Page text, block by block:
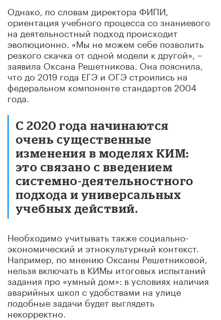
Однако, по словам директора ФИПИ,
ориентация учебного процесса со знаниевого
на деятельностный подход происходит
эволюционно. «Мы не можем себе позволить
резкого скачка от одной модели к другой», –
заявила Оксана Решетникова. Она пояснила,
что до 2019 года ЕГЭ и ОГЭ строились на
федеральном компоненте стандартов 2004
года.
С 2020 года начинаются
очень существенные
изменения в моделях КИМ:
это связано с введением
системно-деятельностного
подхода и универсальных
учебных действий.
Необходимо учитывать также социально-
экономический и этнокультурный контекст.
Например, по мнению Оксаны Решетниковой,
нельзя включать в КИМы итоговых испытаний
задания про «умный дом»: в условиях наличия
аварийных школ с удобствами на улице
подобные задачи будет выглядеть
некорректно.